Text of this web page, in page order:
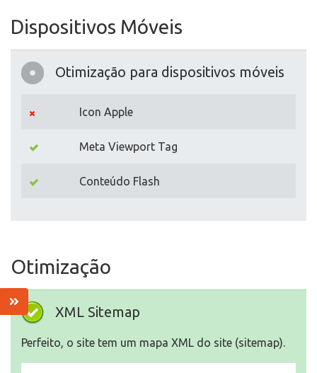
Dispositivos Móveis
Otimização para dispositivos móveis
Icon Apple
Meta Viewport Tag
Conteúdo Flash
Otimização
XML Sitemap
Perfeito, o site tem um mapa XML do site (sitemap).